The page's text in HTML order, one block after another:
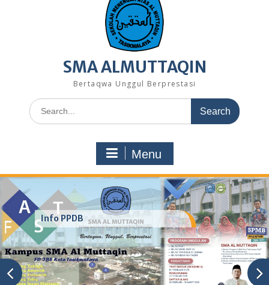
SMA ALMUTTAQIN
Bertaqwa Unggul Berprestasi
Search
for:
Menu
Info PPDB